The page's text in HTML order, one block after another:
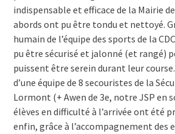
indispensable et efficace de la Mairie
abords ont pu être tondu et nettoyé.
humain de l’équipe des sports de la
pu être sécurisé et jalonné (et rangé)
puissent être serein durant leur
d’une équipe de 8 secouristes de la
Lormont (+ Awen de 3e, notre JSP en
élèves en difficulté à l’arrivée ont été
enfin, grâce à l’accompagnement des